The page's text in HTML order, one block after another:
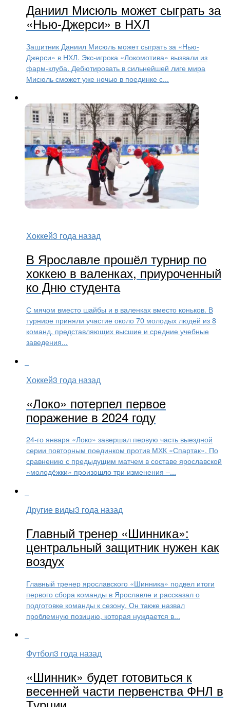
Даниил Мисюль может сыграть за
«Нью-Джерси» в НХЛ
Защитник Даниил Мисюль может сыграть за «Нью-
Джерси» в НХЛ. Экс-игрока «Локомотива» вызвали из
фарм-клуба. Дебютировать в сильнейшей лиге мира
Мисюль сможет уже ночью в поединке с...
Хоккей3 года назад
В Ярославле прошёл турнир по
хоккею в валенках, приуроченный
ко Дню студента
С мячом вместо шайбы и в валенках вместо коньков. В
турнире приняли участие около 70 молодых людей из 8
команд, представляющих высшие и средние учебные
заведения...
Хоккей3 года назад
«Локо» потерпел первое
поражение в 2024 году
24-го января «Локо» завершал первую часть выездной
серии повторным поединком против МХК «Спартак». По
сравнению с предыдущим матчем в составе ярославской
«молодёжки» произошло три изменения –...
Другие виды3 года назад
Главный тренер «Шинника»:
центральный защитник нужен как
воздух
Главный тренер ярославского «Шинника» подвел итоги
первого сбора команды в Ярославле и рассказал о
подготовке команды к сезону. Он также назвал
проблемную позицию, которая нуждается в...
Футбол3 года назад
«Шинник» будет готовиться к
весенней части первенства ФНЛ в